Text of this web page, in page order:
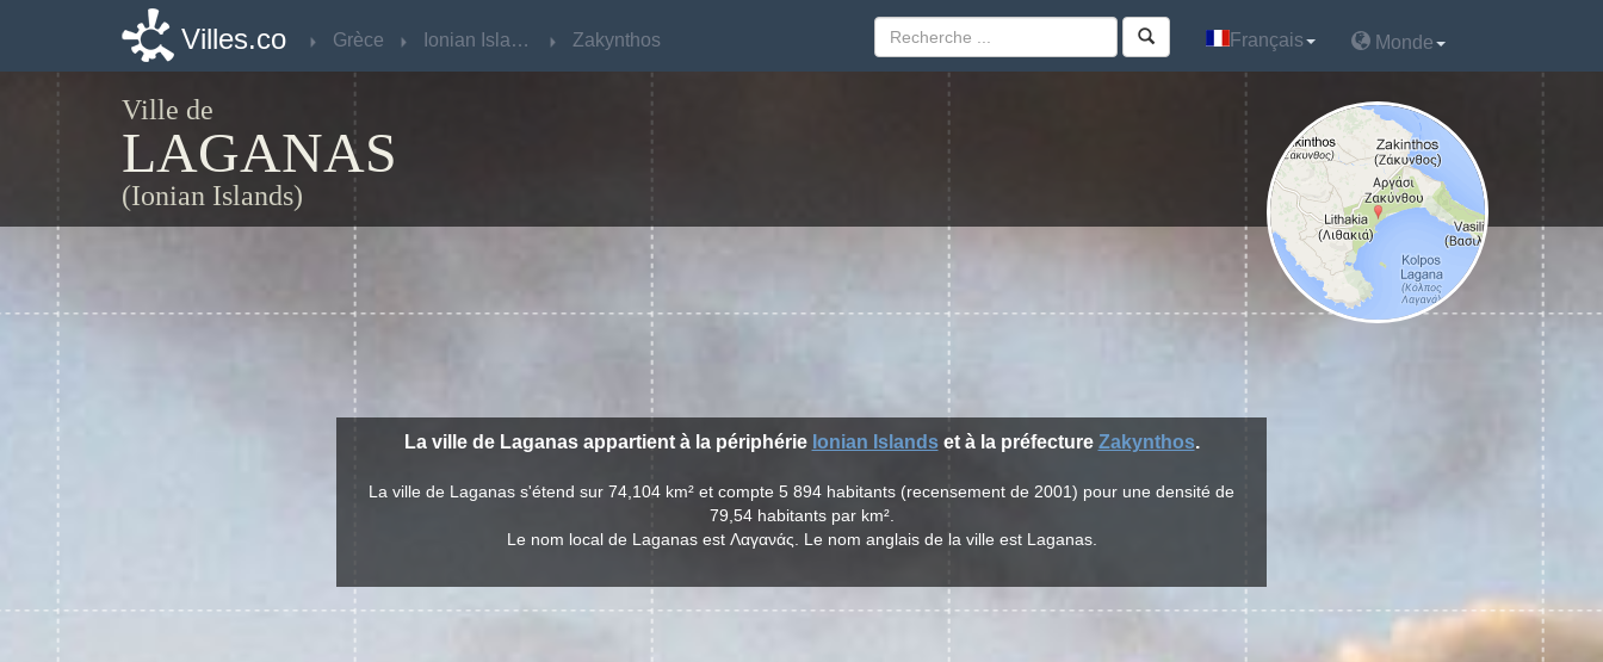
Villes.co Grèce Ionian Islands Zakynthos Français Monde
Ville de
LAGANAS
(Ionian Islands)
La ville de Laganas appartient à la périphérie Ionian Islandset à la préfecture Zakynthos.
La ville de Laganas s'étend sur 74,104 km² et compte 5 894 habitants (recensement de 2001) pour une densité de
79,54 habitants par km².
Le nom local de Laganas est Λαγανάς. Le nom anglais de la ville est Laganas.
Villes.co Grèce Ionian Islands Zakynthos Français Monde